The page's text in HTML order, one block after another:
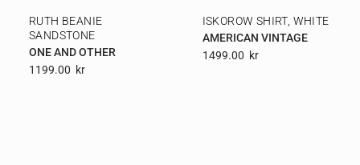
RUTH BEANIE
SANDSTONE
ONE AND OTHER
1199.00 Kr
ISKOROW SHIRT, WHITE
AMERICAN VINTAGE
1499.00 Kr